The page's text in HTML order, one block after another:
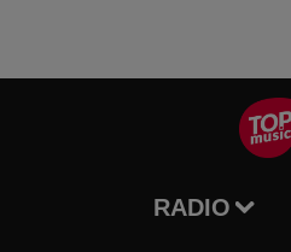
RADIO